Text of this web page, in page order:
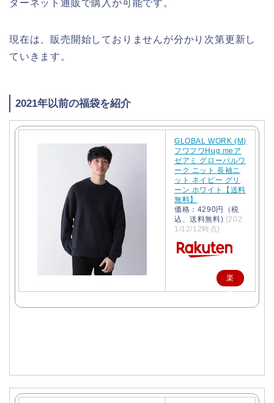
ターネット通販で購入が可能です。
現在は、販売開始しておりませんが分かり次第更新し
ていきます。
2021年以前の福袋を紹介
GLOBAL WORK (M)
フワフワHug meア
ゼアミ グローバルワ
ーク ニット 長袖ニ
ット ネイビー グリ
ーン ホワイト【送料
無料】
価格：4290円（税
込、送料無料) (202
1/12/12時点)
楽
天